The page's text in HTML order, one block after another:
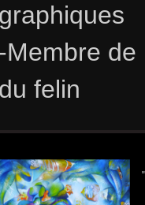
graphiques
-Membre de
du felin